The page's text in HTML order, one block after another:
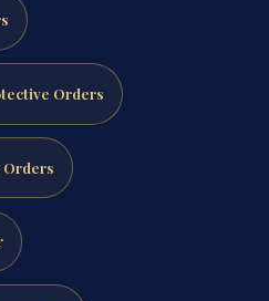
Orders